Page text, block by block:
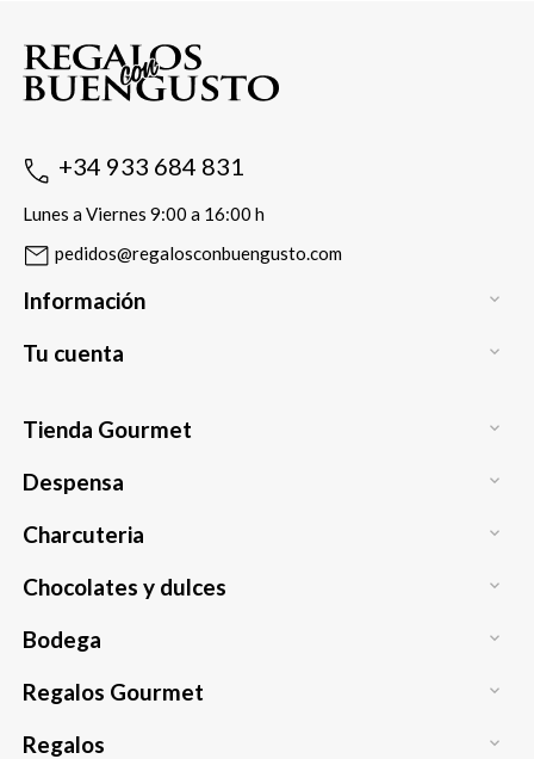
+34 933 684 831
Lunes a Viernes 9:00 a 16:00 h
pedidos@regalosconbuengusto.com
Información 
Tu cuenta 
Tienda Gourmet 
Despensa 
Charcuteria 
Chocolates y dulces 
Bodega 
Regalos Gourmet 
Regalos 